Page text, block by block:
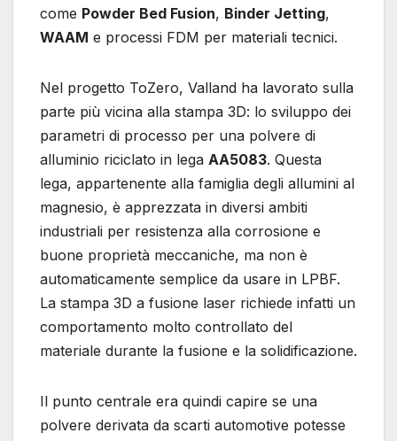
come Powder Bed Fusion, Binder Jetting,
WAAM e processi FDM per materiali tecnici.
Nel progetto ToZero, Valland ha lavorato sulla
parte più vicina alla stampa 3D: lo sviluppo dei
parametri di processo per una polvere di
alluminio riciclato in lega AA5083. Questa
lega, appartenente alla famiglia degli allumini al
magnesio, è apprezzata in diversi ambiti
industriali per resistenza alla corrosione e
buone proprietà meccaniche, ma non è
automaticamente semplice da usare in LPBF.
La stampa 3D a fusione laser richiede infatti un
comportamento molto controllato del
materiale durante la fusione e la solidificazione.
Il punto centrale era quindi capire se una
polvere derivata da scarti automotive potesse